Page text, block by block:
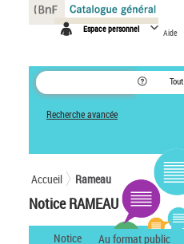
Espace personnel Aide
Tout
Recherche avancée
Accueil Rameau
Notice RAMEAU
Notice Au format public
Panneau de gestion des cookies